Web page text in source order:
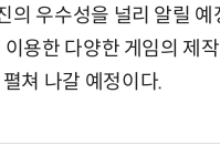
의 우수성을 널리 알릴 예
용한 다양한 게임의 제
쳐 나갈 예정이다.